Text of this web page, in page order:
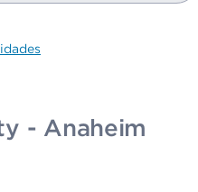
- Anaheim